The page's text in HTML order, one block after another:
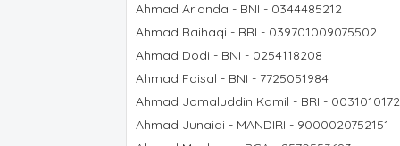
Ahmad Arianda - BNI - 0344485212
Ahmad Baihaqi - BRI - 039701009075502
Ahmad Dodi - BNI - 0254118208
Ahmad Faisal - BNI - 7725051984
Ahmad Jamaluddin Kamil - BRI -
Ahmad Junaidi - MANDIRI - 9000020752151